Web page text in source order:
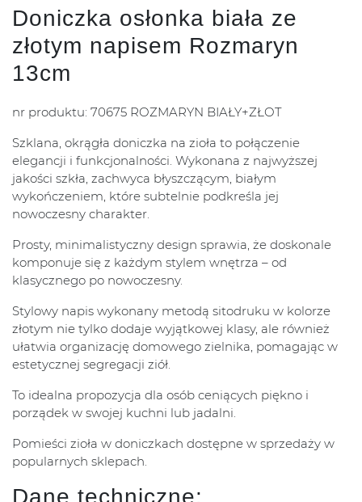
Doniczka osłonka biała ze
złotym napisem Rozmaryn
13cm
nr produktu: 70675 ROZMARYN BIAŁY+ZŁOT
Szklana, okrągła doniczka na zioła to połączenie
elegancji i funkcjonalności. Wykonana z najwyższej
jakości szkła, zachwyca błyszczącym, białym
wykończeniem, które subtelnie podkreśla jej
nowoczesny charakter.
Prosty, minimalistyczny design sprawia, że doskonale
komponuje się z każdym stylem wnętrza – od
klasycznego po nowoczesny.
Stylowy napis wykonany metodą sitodruku w kolorze
złotym nie tylko dodaje wyjątkowej klasy, ale również
ułatwia organizację domowego zielnika, pomagając w
estetycznej segregacji ziół.
To idealna propozycja dla osób ceniących piękno i
porządek w swojej kuchni lub jadalni.
Pomieści zioła w doniczkach dostępne w sprzedaży w
popularnych sklepach.
Dane techniczne: